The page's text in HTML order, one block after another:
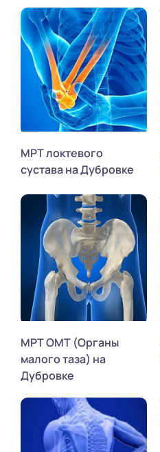
МРТ локтевого
сустава на Дубровке
МРТ ОМТ (Органы
малого таза) на
Дубровке